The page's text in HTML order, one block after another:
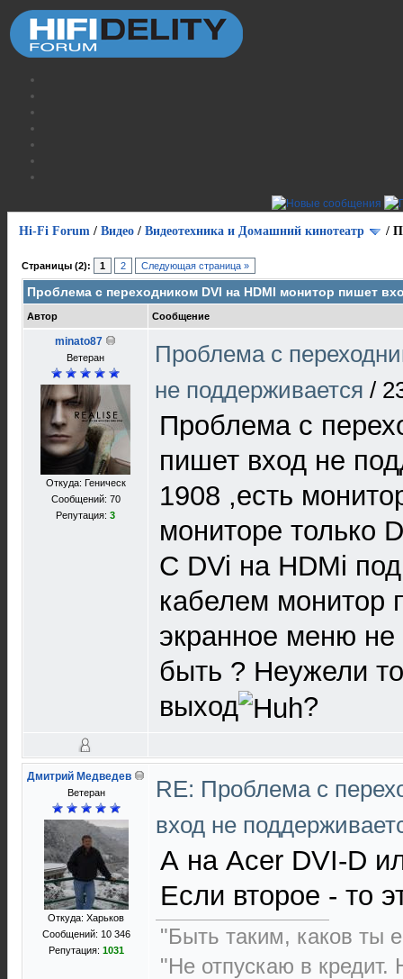
Hi-Fi Forum / Видео / Видеотехника и Домашний кинотеатр /
Страницы (2): 1 2 Следующая страница »
Проблема с переходником DVI на HDMI монитор пишет
Автор Сообщение
minato87
Ветеран
Откуда: Геническ
Сообщений: 70
Репутация: 3
Проблема с
не поддерживается /
Проблема с
пишет вход не
1908 ,есть
мониторе только
С DVi на HDMi
кабелем монитор
экранное меню
быть ? Неужели
выход
?
Дмитрий Медведев
Ветеран
Откуда: Харьков
Сообщений: 10 346
Репутация: 1031
RE: Проблема с
вход не
А на Acer DVI-D
Если второе - то
"Быть таким, каков ты
"Не отпускаю в кредит.